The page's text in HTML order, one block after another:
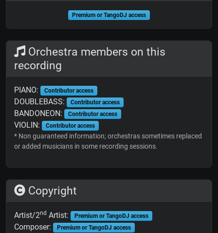
Premium or TangoDJ access
Orchestra members on this
recording
PIANO: Contributor access
DOUBLEBASS: Contributor access
BANDONEON: Contributor access
VIOLIN: Contributor access
* Non guaranteed information; orchestras sometimes replaced
or added musicians in some recording sessions.
Copyright
Artist/2nd Artist: Premium or TangoDJ access
Composer: Premium or TangoDJ access